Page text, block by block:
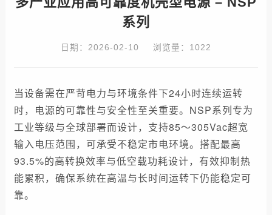
系列
日期：2026-02-10 浏览量：1022
当设备需在严苛电力与环境条件下24小时连续运转
时，电源的可靠性与安全性至关重要。NSP系列专为
工业等级与全球部署而设计，支持85～305Vac超宽
输入电压范围，可承受不稳定市电环境。搭配最高
93.5%的高转换效率与低空载功耗设计，有效抑制热
能累积，确保系统在高温与长时间运转下仍能稳定可
靠。